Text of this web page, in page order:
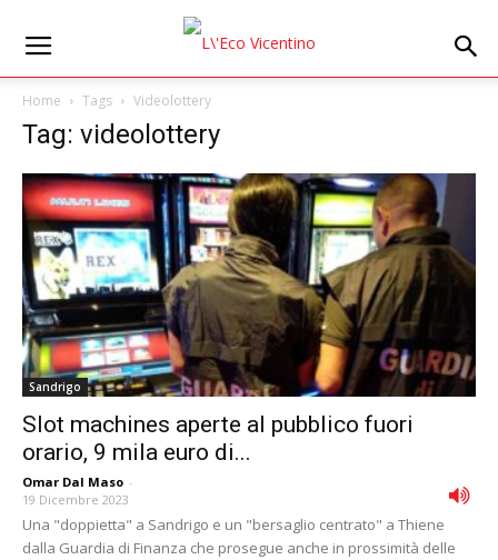
Home Tags Videolottery
Tag: videolottery
Sandrigo
Slot machines aperte al pubblico fuori
orario, 9 mila euro di...
Omar Dal Maso -
19 Dicembre 2023
Una "doppietta" a Sandrigo e un "bersaglio centrato" a Thiene
dalla Guardia di Finanza che prosegue anche in prossimità delle